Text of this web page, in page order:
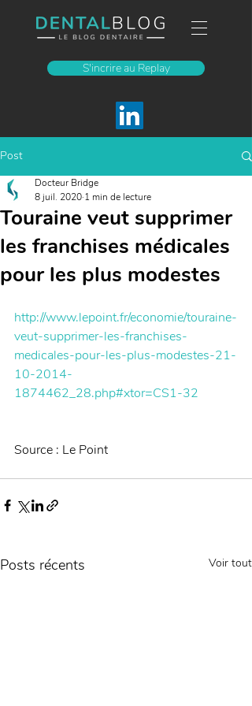
S'incrire au Replay
Post
Touraine veut supprimer
les franchises médicales
pour les plus modestes
Docteur Bridge
8 juil. 2020 1 min de lecture
http://www.lepoint.fr/economie/touraine-
veut-supprimer-les-franchises-
medicales-pour-les-plus-modestes-21-
10-2014-
1874462_28.php#xtor=CS1-32
Source : Le Point
Posts récents Voir tout